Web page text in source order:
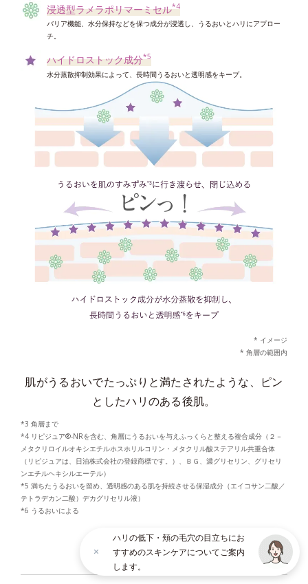
高密着泡成分*5
吸着力をアップさせ蓄積した角層を絡めとりやすくする
シルキースムース成分*6
後肌をしっとりなめらかに整えてローションの肌なじみ感をアップ
レイヤーリムーバー
蓄積した角層を剥がれやすい状態に整える
浸透型ラメラポリマーミセル*4
バリア機能、水分保持などを保つ成分が浸透し、うるおいとハリにアプロー
チ。
ハイドロストック成分*5
水分蒸散抑制効果によって、長時間うるおいと透明感をキープ。
* イメージ
* 角層の範囲内
肌がうるおいでたっぷりと満たされたような、ピン
としたハリのある後肌。
*3 角層まで
*4 リピジュア®-NRを含む、角層にうるおいを与えふっくらと整える複合成分（２－
メタクリロイルオキシエチルホスホリルコリン・メタクリル酸ステアリル共重合体
（リピジュアは、日油株式会社の登録商標です。）、ＢＧ、濃グリセリン、グリセリ
ンエチルヘキシルエーテル）
*5 満ちたうるおいを留め、透明感のある肌を持続させる保湿成分（エイコサン二酸／
テトラデカン二酸）デカグリセリル液）
*6 うるおいによる
× CLOSE
ハリの低下・頬の毛穴の目立ちにお
すすめのスキンケアについてご案内
します。